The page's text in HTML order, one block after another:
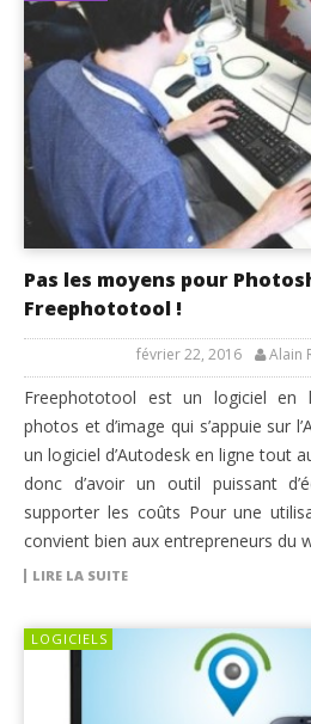
Pas les moyens pour
Freephototool !
février 22, 2016 Alain
Freephototool est un logiciel en
photos et d’image qui s’appuie sur
un logiciel d’Autodesk en ligne tout
donc d’avoir un outil puissant
supporter les coûts Pour une
convient bien aux entrepreneurs du
LIRE LA SUITE
LOGICIELS